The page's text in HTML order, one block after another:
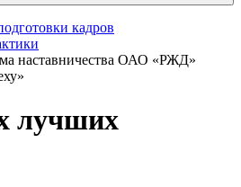
кадров
наставничества ОАО «РЖД»
лучших